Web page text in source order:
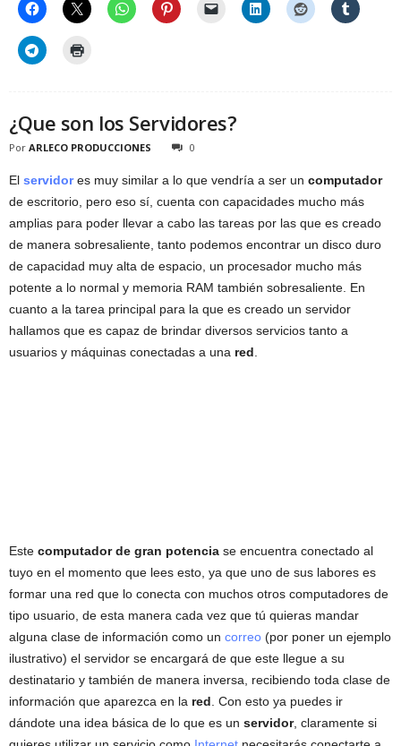
¿Que son los Servidores?
Por ARLECO PRODUCCIONES 0
El servidores muy similar a lo que vendría a ser un computador
de escritorio, pero eso sí, cuenta con capacidades mucho más
amplias para poder llevar a cabo las tareas por las que es creado
de manera sobresaliente, tanto podemos encontrar un disco duro
de capacidad muy alta de espacio, un procesador mucho más
potente a lo normal y memoria RAM también sobresaliente. En
cuanto a la tarea principal para la que es creado un servidor
hallamos que es capaz de brindar diversos servicios tanto a
usuarios y máquinas conectadas a una red
Este computador de gran potencia se encuentra conectado al
tuyo en el momento que lees esto, ya que uno de sus labores es
formar una red que lo conecta con muchos otros computadores de
tipo usuario, de esta manera cada vez que tú quieras mandar
alguna clase de información como un correo (por poner un ejemplo
ilustrativo) el servidor se encargará de que este llegue a su
destinatario y también de manera inversa, recibiendo toda clase de
información que aparezca en la red . Con esto ya puedes ir
dándote una idea básica de lo que es un servidor, claramente si